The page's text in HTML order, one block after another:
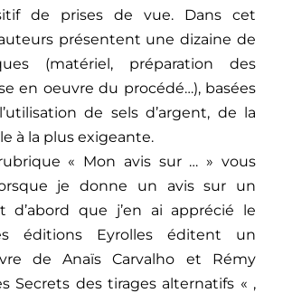
de prises de vue. Dans cet
présentent une dizaine de
(matériel, préparation des
en oeuvre du procédé…), basées
de sels d’argent, de la
à la plus exigeante.
« Mon avis sur … » vous
je donne un avis sur un
d’abord que j’en ai apprécié le
éditions Eyrolles éditent un
de Anaïs Carvalho et Rémy
Secrets des tirages alternatifs « ,